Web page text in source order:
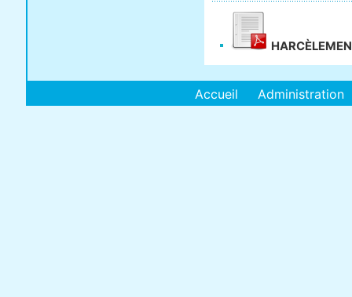
Accueil Administration